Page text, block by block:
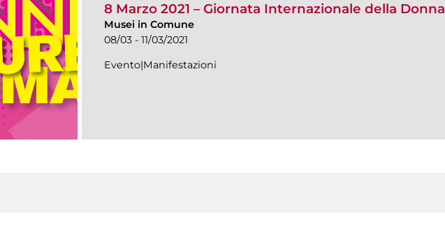
8 Marzo 2021 – Giornata Internazionale della Donna
Musei in Comune
08/03 - 11/03/2021
Evento|Manifestazioni